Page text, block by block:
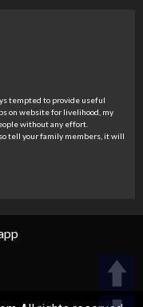
tempted to provide useful
on website for livelihood, my
without any effort.
tell your family members, it will